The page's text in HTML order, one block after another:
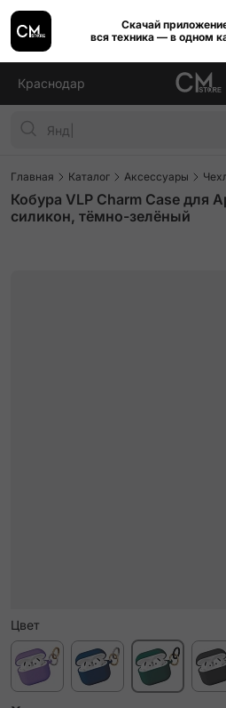
Скачай
вся техника — в одном
Краснодар
Главная Каталог Аксессуары
Кобура VLP Charm Case для
силикон, тёмно-зелёный
Цвет